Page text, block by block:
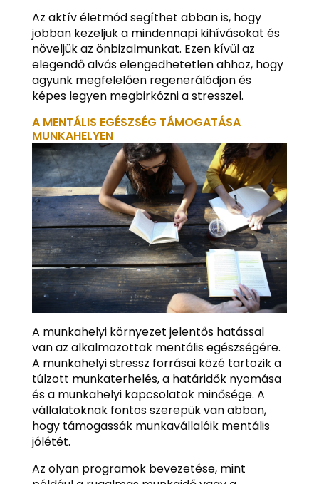
Az aktív életmód segíthet abban is, hogy
jobban kezeljük a mindennapi kihívásokat és
növeljük az önbizalmunkat. Ezen kívül az
elegendő alvás elengedhetetlen ahhoz, hogy
agyunk megfelelően regenerálódjon és
képes legyen megbirkózni a stresszel.
A MENTÁLIS EGÉSZSÉG TÁMOGATÁSA
MUNKAHELYEN
A munkahelyi környezet jelentős hatással
van az alkalmazottak mentális egészségére.
A munkahelyi stressz forrásai közé tartozik a
túlzott munkaterhelés, a határidők nyomása
és a munkahelyi kapcsolatok minősége. A
vállalatoknak fontos szerepük van abban,
hogy támogassák munkavállalóik mentális
jólétét.
Az olyan programok bevezetése, mint